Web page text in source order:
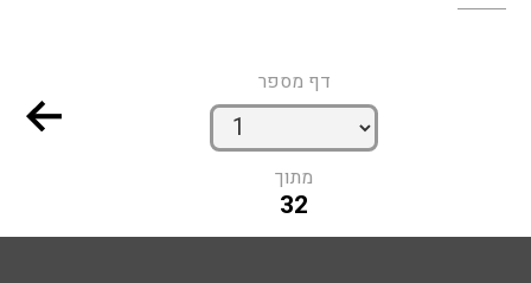
דף מספר
מתוך
32